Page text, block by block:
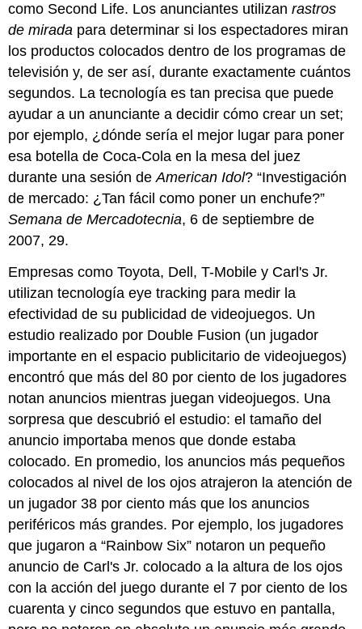
como Second Life. Los anunciantes utilizanrastros
de mirada para determinar si los espectadores miran
los productos colocados dentro de los programas de
televisión y, de ser así, durante exactamente cuántos
segundos. La tecnología es tan precisa que puede
ayudar a un anunciante a decidir cómo crear un set;
por ejemplo, ¿dónde sería el mejor lugar para poner
esa botella de Coca-Cola en la mesa del juez
durante una sesión deAmerican Idol? “Investigación
de mercado: ¿Tan fácil como poner un enchufe?”
Semana de Mercadotecnia, 6 de septiembre de
2007, 29.
Empresas como Toyota, Dell, T-Mobile y Carl's Jr.
utilizan tecnología eye tracking para medir la
efectividad de su publicidad de videojuegos. Un
estudio realizado por Double Fusion (un jugador
importante en el espacio publicitario de videojuegos)
encontró que más del 80 por ciento de los jugadores
notan anuncios mientras juegan videojuegos. Una
sorpresa que descubrió el estudio: el tamaño del
anuncio importaba menos que donde estaba
colocado. En promedio, los anuncios más pequeños
colocados al nivel de los ojos atrajeron la atención de
un jugador 38 por ciento más que los anuncios
periféricos más grandes. Por ejemplo, los jugadores
que jugaron a “Rainbow Six” notaron un pequeño
anuncio de Carl's Jr. colocado a la altura de los ojos
con la acción del juego durante el 7 por ciento de los
cuarenta y cinco segundos que estuvo en pantalla,